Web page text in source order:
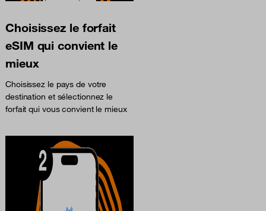
Choisissez le forfait
eSIM qui convient le
mieux
Choisissez le pays de votre
destination et sélectionnez le
forfait qui vous convient le mieux